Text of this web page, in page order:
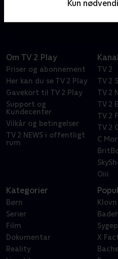
Kun
det rigtige hjem.
Om TV 2 Play
Priser og abonnement
Her kan du se TV 2 Play
Gavekort til TV 2 Play
Support og
Kundecenter
Vilkår og betingelser
TV 2 NEWS i offentligt
rum
TV 2
TV 2
TV 2
TV 2
TV 2
TV 2
C
Oiii
Kategorier
Børn
Serier
Film
Dokumentar
Reality
Klovn
X